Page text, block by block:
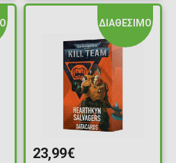
ΔΙΑΘΕΣΙΜΟ
23,99€